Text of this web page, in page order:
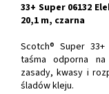
33+ Super 06132
20,1 m, czarna
Scotch® Super
taśma odporna na
zasady, kwasy i
śladów kleju.